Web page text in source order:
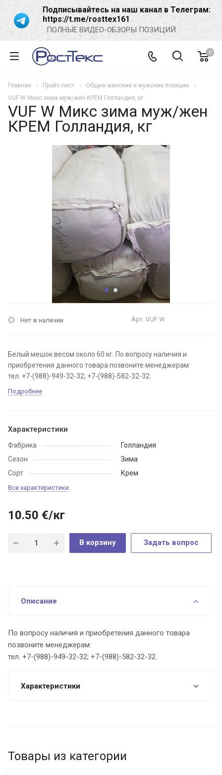
Подписывайтесь на наш канал в Телеграм:
https://t.me/rosttex161
ПОЛНЫЕ ВИДЕО-ОБЗОРЫ ПОЗИЦИЙ
0
Главная Прайс-лист
Общие женские и мужские позиции
VUF W Микс зима муж/жен КРЕМ Голландия, кг
VUF W Микс зима муж/жен
КРЕМ Голландия, кг
Нет в наличии Арт. VUF W
Белый мешок весом около 60 кг. По вопросу наличия и
приобретения данного товара позвоните менеджерам:
тел. +7-(988)-949-32-32; +7-(988)-582-32-32.
Подробнее
Характеристики
Фабрика
Голландия
Сезон
Зима
Сорт
Крем
Все характеристики
10.50 €/кг
В корзину Задать вопрос
Описание
По вопросу наличия и приобретения данного товара
позвоните менеджерам:
тел. +7-(988)-949-32-32; +7-(988)-582-32-32.
Характеристики
Товары из категории